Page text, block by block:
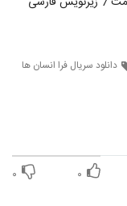
دانلود سریال فرا انسان ها
۰ ۰